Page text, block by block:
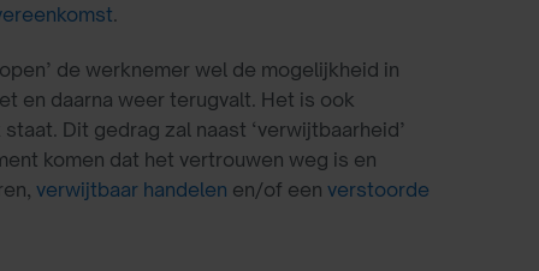
.
de werknemer wel de mogelijkheid in
en daarna weer terugvalt. Het is ook
Dit gedrag zal naast ‘verwijtbaarheid’
komen dat het vertrouwen weg is en
verwijtbaar handelen en/of een verstoorde